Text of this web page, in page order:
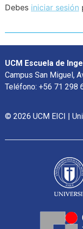
Debes iniciar sesión
UCM Escuela de
Campus San Miguel,
Teléfono: +56 71 298
© 2026 UCM EICI |